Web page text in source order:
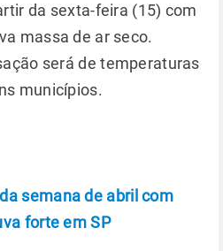
da sexta-feira (15) com
massa de ar seco.
será de temperaturas
municípios.
semana de abril com
forte em SP